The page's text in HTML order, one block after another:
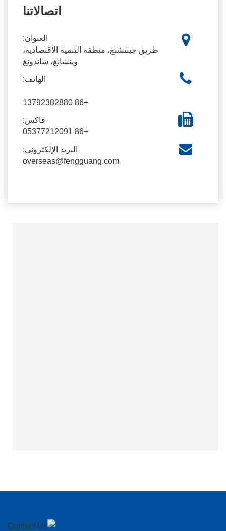
اتصالاتنا
العنوان:
طريق جينتشنغ، منطقة التنمية الاقتصادية،
وينشانغ، شاندونغ
الهاتف:
+86 13792382880
فاكس:
+86 05377212091
البريد الإلكتروني:
overseas@fengguang.com